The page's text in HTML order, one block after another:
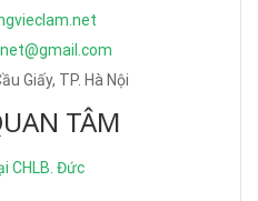
Giấy, TP. Hà Nội
TÂM
CHLB. Đức